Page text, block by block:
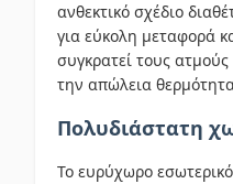
ανθεκτικό σχέδιο
για εύκολη μεταφορά
συγκρατεί τους
την απώλεια
Πολυδιάστατη
Το ευρύχωρο